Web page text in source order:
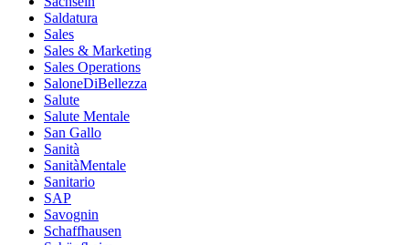
Saldatura
Sales
Sales & Marketing
Sales Operations
SaloneDiBellezza
Salute
Salute Mentale
San Gallo
Sanità
SanitàMentale
Sanitario
SAP
Savognin
Schaffhausen